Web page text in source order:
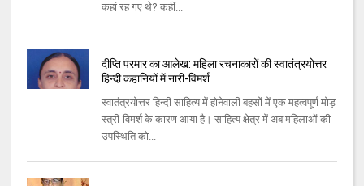
कहां रह गए थे? कहीं...
दीप्ति परमार का आलेख: महिला रचनाकारों की स्वातंत्रयोत्तर
हिन्दी कहानियों में नारी-विमर्श
स्वातंत्रयोत्तर हिन्दी साहित्य में होनेवाली बहसों में एक महत्वपूर्ण मोड़
स्त्री-विमर्श के कारण आया है। साहित्य क्षेत्र में अब महिलाओं की
उपस्थिति को...